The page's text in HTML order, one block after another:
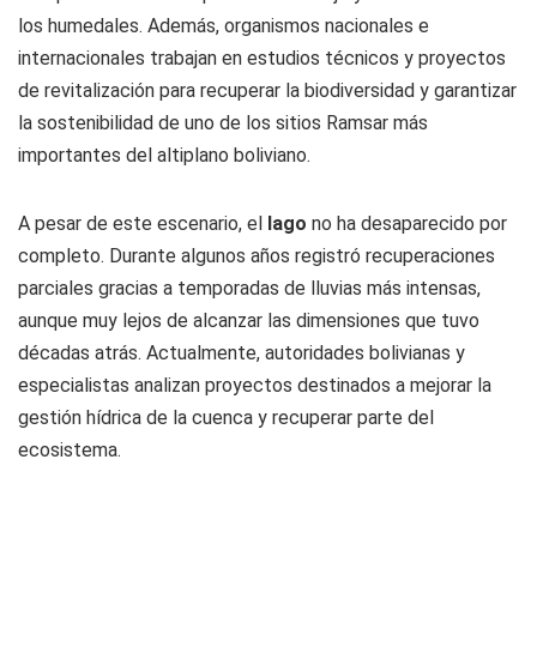
los humedales. Además, organismos nacionales e
internacionales trabajan en estudios técnicos y proyectos
de revitalización para recuperar la biodiversidad y garantizar
la sostenibilidad de uno de los sitios Ramsar más
importantes del altiplano boliviano.
A pesar de este escenario, el lago no ha desaparecido por
completo. Durante algunos años registró recuperaciones
parciales gracias a temporadas de lluvias más intensas,
aunque muy lejos de alcanzar las dimensiones que tuvo
décadas atrás. Actualmente, autoridades bolivianas y
especialistas analizan proyectos destinados a mejorar la
gestión hídrica de la cuenca y recuperar parte del
ecosistema.